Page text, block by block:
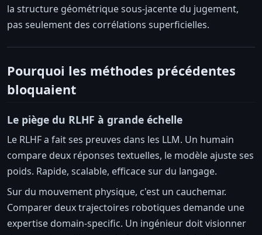
la structure géométrique sous-jacente du jugement,
pas seulement des corrélations superficielles.
Pourquoi les méthodes précédentes
bloquaient
Le piège du RLHF à grande échelle
Le RLHF a fait ses preuves dans les LLM. Un humain
compare deux réponses textuelles, le modèle ajuste ses
poids. Rapide, scalable, efficace sur du langage.
Sur du mouvement physique, c'est un cauchemar.
Comparer deux trajectoires robotiques demande une
expertise domain-specific. Un ingénieur doit visionner